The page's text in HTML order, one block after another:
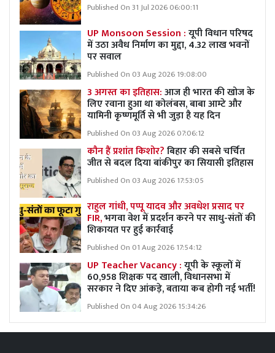
Published On 31 Jul 2026 06:00:11
UP Monsoon Session :यूपी विधान परिषद
में उठा अवैध निर्माण का मुद्दा, 4.32 लाख भवनों
पर सवाल
Published On 03 Aug 2026 19:08:00
3 अगस्त का इतिहास:आज ही भारत की खोज के
लिए रवाना हुआ था कोलंबस, बाबा आम्टे और
यामिनी कृष्णमूर्ति से भी जुड़ा है यह दिन
Published On 03 Aug 2026 07:06:12
कौन हैं प्रशांत किशोर?बिहार की सबसे चर्चित
जीत से बदल दिया बांकीपुर का सियासी इतिहास
Published On 03 Aug 2026 17:53:05
राहुल गांधी, पप्पू यादव और अवधेश प्रसाद पर
FIR,भगवा वेश में प्रदर्शन करने पर साधु-संतों की
शिकायत पर हुई कार्रवाई
Published On 01 Aug 2026 17:54:12
UP Teacher Vacancy :यूपी के स्कूलों में
60,958 शिक्षक पद खाली, विधानसभा में
सरकार ने दिए आंकड़े, बताया कब होगी नई भर्ती!
Published On 04 Aug 2026 15:34:26